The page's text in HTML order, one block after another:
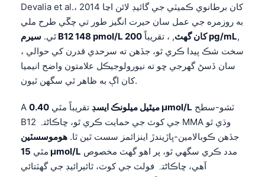
Devalia et al.، 2014 کان برطانوي ڪميٽي جي گائيڊ لائن اڃا
به روزمره جي عمل سان حيرت انگيز طور تي چڱي طرح ملي
ٿي.
سيرم B12 148 pmol/L کان گهٽ, ، تقريباً 200 pg/mL,
، سخت شڪ پيدا ڪري ٿو، جڏهن ته سرحدي قدرن کي حوالي
سان ڏسڻ گهرجي ڇو ته نيورولوجيڪل علامتون واضح انيميا
کان اڳ به ظاهر ٿي سگهن ٿيون.
A ميٿيل ميلونڪ ايسڊ تقريباً مٿي 0.40 µmol/L
B12 جي کوٽ جي حمايت ڪري ٿو، ڇاڪاڻ⁠تہ MMA وڌي ٿو
جڏهن ڪوبالامين-ڀاڙيندڙ اينزائمز سست ٿين ٿا. هوموسسٽين
مٿي 15 µmol/L
آهي، ڇاڪاڻ⁠تہ فولٽ جي کوٽ، ٿائيرائيڊ جي گهٽتائي